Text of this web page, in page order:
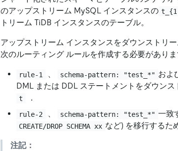
のアップストリーム MySQL インスタンスの
トリーム TiDB インスタンスのテーブル。
アップストリーム インスタンスをダウンストリ
次のルーティング ルールを作成する必要がありま
rule-1 、 schema-pattern: "test_*" およ
DML または DDL ステートメントをダウンス
t ．
rule-2 、 schema-pattern: "test_*" 一致
CREATE/DROP SCHEMA xx など) を移行するた
注記：